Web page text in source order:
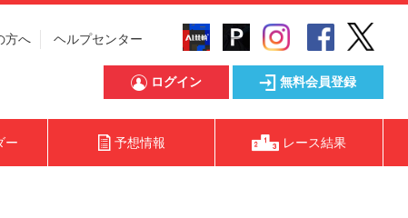
方へ ヘルプセンター
ログイン 無料会員登録
ー 予想情報 レース結果